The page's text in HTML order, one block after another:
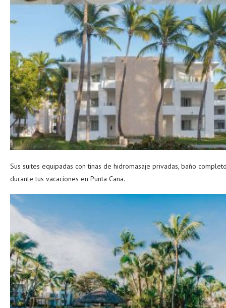
Sus suites equipadas con tinas de hidromasaje privadas, baño
durante tus vacaciones en Punta Cana.